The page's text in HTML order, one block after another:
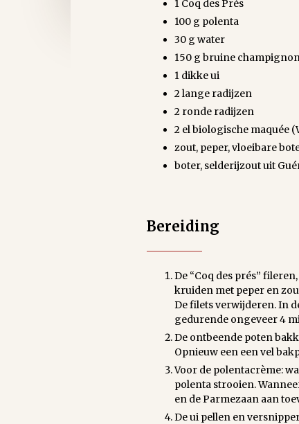
1 Coq des Prés
100 g polenta
30 g water
150 g bruine
1 dikke ui
2 lange radijzen
2 ronde radijzen
2 el biologische maquée
zout, peper, vloeibare
boter, selderijzout uit
Bereiding
De “Coq des prés”
kruiden met peper en
De filets verwijderen. In
gedurende ongeveer 4
De ontbeende poten
Opnieuw een een vel
Voor de polentacrème:
polenta strooien.
en de Parmezaan aan
De ui pellen en